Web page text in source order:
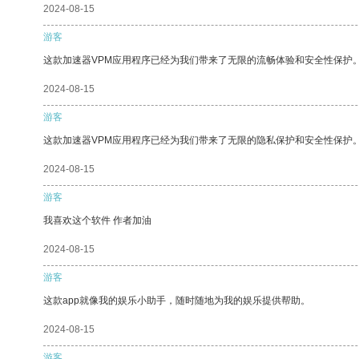
2024-08-15
游客
这款加速器VPM应用程序已经为我们带来了无限的流畅体验和安全性保护
2024-08-15
游客
这款加速器VPM应用程序已经为我们带来了无限的隐私保护和安全性保护
2024-08-15
游客
我喜欢这个软件 作者加油
2024-08-15
游客
这款app就像我的娱乐小助手，随时随地为我的娱乐提供帮助。
2024-08-15